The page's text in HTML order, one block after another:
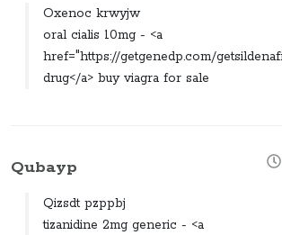
Oxenoc krwyjw
oral cialis 10mg - <a
href="https://getgenedp.com/
drug</a> buy viagra for sale
Qubayp
Qizsdt pzppbj
tizanidine 2mg generic - <a